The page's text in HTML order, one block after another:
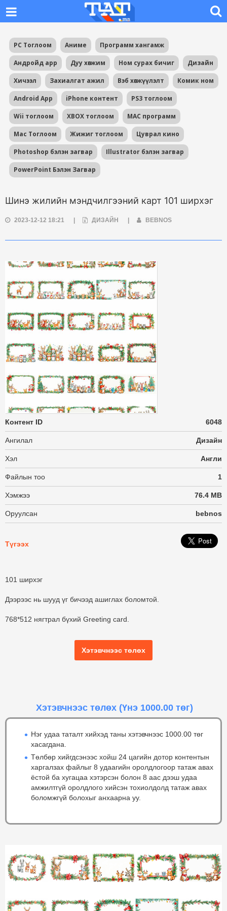
PC Тоглоом Аниме Программ хангамж
Андройд app Дуу хөгжим Ном сурах бичиг Дизайн
Хичээл Захиалгат ажил Вэб хөгжүүлэлт Комик ном
Android App iPhone контент PS3 тоглоом
Wii тоглоом XBOX тоглоом MAC программ
Mac Тоглоом Жижиг тоглоом Цуврал кино
Photoshop бэлэн загвар Illustrator бэлэн загвар
PowerPoint Бэлэн Загвар
Шинэ жилийн мэндчилгээний карт 101 ширхэг
2023-12-12 18:21 ДИЗАЙН BEBNOS
Контент ID 6048
Ангилал Дизайн
Хэл Англи
Файлын тоо 1
Хэмжээ 76.4 MB
Оруулсан bebnos
Түгээх
101 ширхэг
Дээрээс нь шууд үг бичээд ашиглах боломтой.
768*512 нягтрал бүхий Greeting card.
Хэтэвчнээс төлөх
Хэтэвчнээс төлөх (Үнэ 1000.00 төг)
Нэг удаа таталт хийхэд таны хэтэвчнээс 1000.00 төг
хасагдана.
Төлбөр хийгдсэнээс хойш 24 цагийн дотор контентын
харгалзах файлыг 8 удаагийн оролдлогоор татаж авах
ёстой ба хугацаа хэтэрсэн болон 8 аас дээш удаа
амжилтгүй оролдлого хийсэн тохиолдолд татаж авах
боломжгүй болохыг анхаарна уу.